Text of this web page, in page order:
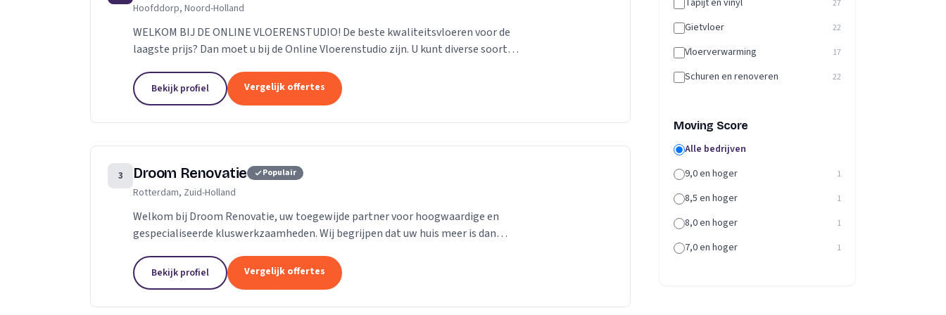
Hoofddorp, Noord-Holland
WELKOM BIJ DE ONLINE VLOERENSTUDIO! De beste kwaliteitsvloeren voor de
laagste prijs? Dan moet u bij de Online Vloerenstudio zijn. U kunt diverse soorten
Bekijk profiel Vergelijk offertes
3 Droom Renovatie Populair
Rotterdam, Zuid-Holland
Welkom bij Droom Renovatie, uw toegewijde partner voor hoogwaardige en
gespecialiseerde kluswerkzaamheden. Wij begrijpen dat uw huis meer is dan
Bekijk profiel Vergelijk offertes
Tapijt en vinyl 27
Gietvloer 22
Vloerverwarming 17
Schuren en renoveren 22
Moving Score
Alle bedrijven
9,0 en hoger
1
8,5 en hoger 1
8,0 en hoger 1
7,0 en hoger 1